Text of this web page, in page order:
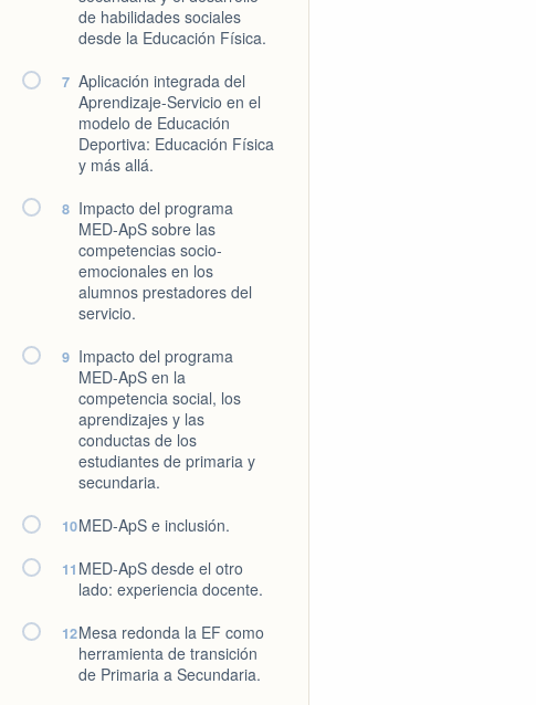
de habilidades sociales
desde la Educación Física.
7 Aplicación integrada del
Aprendizaje-Servicio en el
modelo de Educación
Deportiva: Educación Física
y más allá.
8 Impacto del programa
MED-ApS sobre las
competencias socio-
emocionales en los
alumnos prestadores del
servicio.
9 Impacto del programa
MED-ApS en la
competencia social, los
aprendizajes y las
conductas de los
estudiantes de primaria y
secundaria.
10MED-ApS e inclusión.
11 MED-ApS desde el otro
lado: experiencia docente.
12Mesa redonda la EF como
herramienta de transición
de Primaria a Secundaria.